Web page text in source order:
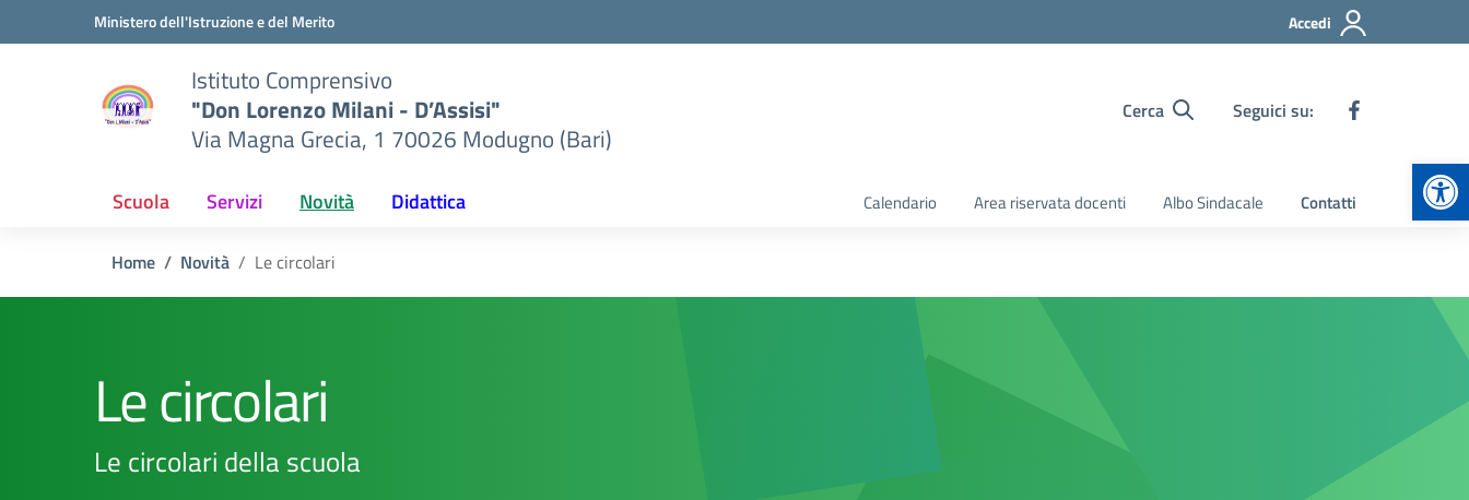
Vai ai contenuti
Vai al menu di navigazioneMinistero dell'Istruzione e del Merito Accedi
Istituto Comprensivo
"Don Lorenzo Milani - D’Assisi"
Via Magna Grecia, 1 70026 Modugno (Bari)
Cerca Seguici su:
Scuola Servizi Novità Didattica Calendario Area riservata docenti Albo Sindacale Contatti
Home Novità Le circolari
Le circolari
Le circolari della scuola